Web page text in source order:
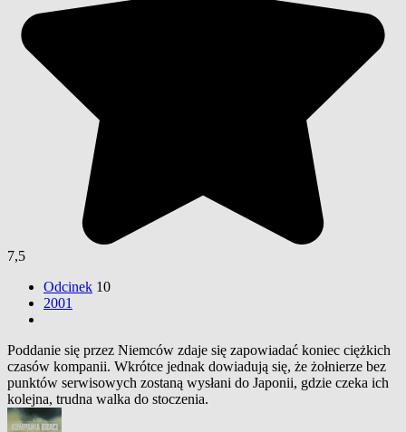
7,5
Odcinek 10
2001
Poddanie się przez Niemców zdaje się zapowiadać koniec ciężkich
czasów kompanii. Wkrótce jednak dowiadują się, że żołnierze bez
punktów serwisowych zostaną wysłani do Japonii, gdzie czeka ich
kolejna, trudna walka do stoczenia.